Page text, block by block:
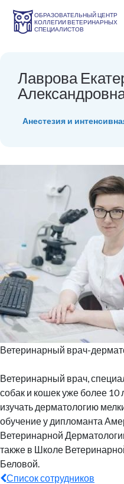
ОБРАЗОВАТЕЛЬНЫЙ ЦЕНТР
КОЛЛЕГИИ ВЕТЕРИНАРНЫХ
СПЕЦИАЛИСТОВ
Лаврова
Анестезия и
Ветеринарный врач-
Ветеринарный врач,
собак и кошек уже более 10
изучать дерматологию
обучение у дипломанта
Ветеринарной
также в Школе
Беловой.
Список сотрудников